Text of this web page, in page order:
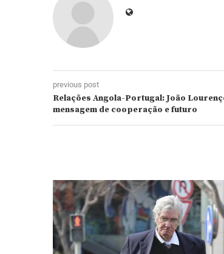
previous post
Relações Angola-Portugal: João
mensagem de cooperação e futuro